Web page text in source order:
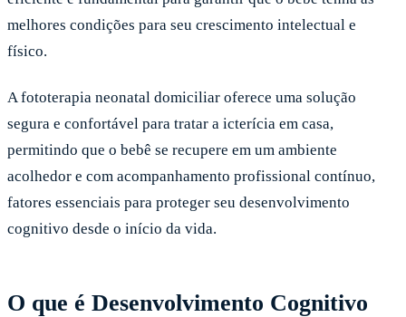
melhores condições para seu crescimento intelectual e
físico.
A fototerapia neonatal domiciliar oferece uma solução
segura e confortável para tratar a icterícia em casa,
permitindo que o bebê se recupere em um ambiente
acolhedor e com acompanhamento profissional contínuo,
fatores essenciais para proteger seu desenvolvimento
cognitivo desde o início da vida.
O que é Desenvolvimento Cognitivo